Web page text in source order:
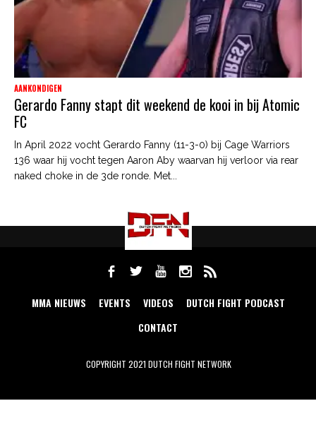
AANKONDIGEN
Gerardo Fanny stapt dit weekend de kooi in bij Atomic
FC
In April 2022 vocht Gerardo Fanny (11-3-0) bij Cage Warriors
136 waar hij vocht tegen Aaron Aby waarvan hij verloor via rear
naked choke in de 3de ronde. Met...
MMA NIEUWS EVENTS VIDEOS
DUTCH FIGHT PODCAST
CONTACT
COPYRIGHT 2021 DUTCH FIGHT NETWORK